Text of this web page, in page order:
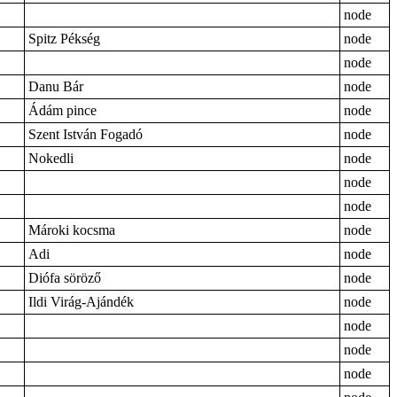
node
Spitz Pékség
node
node
Danu Bár
node
Ádám pince
node
Szent István Fogadó
node
Nokedli
node
node
node
Mároki kocsma
node
Adi
node
Diófa söröző
node
Ildi Virág-Ajándék
node
node
node
node